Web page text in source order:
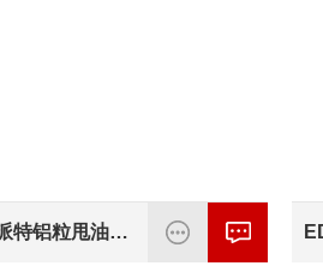
ED-400恩派特铝粒甩油机 自动冲洗防堵料